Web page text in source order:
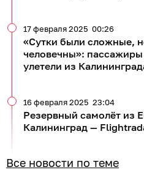
«Сутки были сложные,
человечны»:
улетели из
17 февраля 2025 00:26
Резервный самолёт из
Калининград —
16 февраля 2025 23:04
Все новости по теме